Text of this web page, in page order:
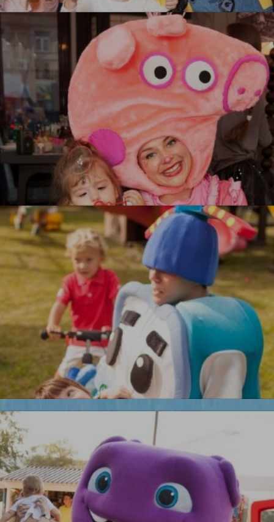
УЗНАТЬ БОЛЬШЕ
УЗНАТЬ БОЛЬШЕ
Свинка Пеппа
УЗНАТЬ БОЛЬШЕ
Робокары
Новинка!
Бесплатная фотосъемка *
УЗНАТЬ БОЛЬШЕ
Бременские музыканты